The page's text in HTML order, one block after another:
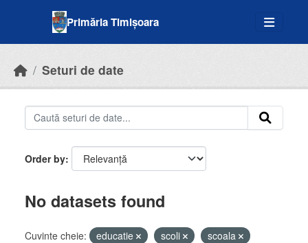
Primăria Timișoara
Seturi de date
Order by
No datasets found
Cuvinte cheie: educatie scoli
scoala